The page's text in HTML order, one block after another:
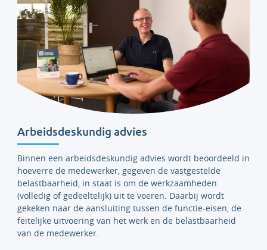
Arbeidsdeskundig advies
Binnen een arbeidsdeskundig advies wordt beoordeeld in
hoeverre de medewerker, gegeven de vastgestelde
belastbaarheid, in staat is om de werkzaamheden
(volledig of gedeeltelijk) uit te voeren. Daarbij wordt
gekeken naar de aansluiting tussen de functie-eisen, de
feitelijke uitvoering van het werk en de belastbaarheid
van de medewerker.